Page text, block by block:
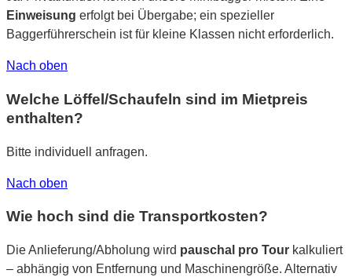
Einweisung erfolgt bei Übergabe; ein spezieller
Baggerführerschein ist für kleine Klassen nicht erforderlich.
Nach oben
Welche Löffel/Schaufeln sind im Mietpreis
enthalten?
Bitte individuell anfragen.
Nach oben
Wie hoch sind die Transportkosten?
Die Anlieferung/Abholung wird pauschal pro Tour kalkuliert
– abhängig von Entfernung und Maschinengröße. Alternativ